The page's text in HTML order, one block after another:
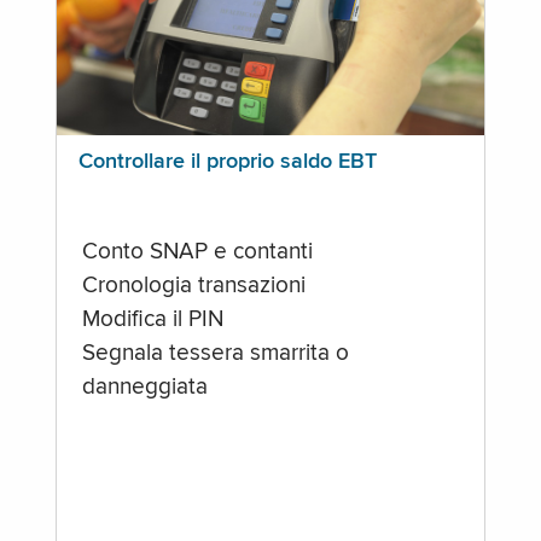
Controllare il proprio saldo EBT
Conto SNAP e contanti
Cronologia transazioni
Modifica il PIN
Segnala tessera smarrita o
danneggiata